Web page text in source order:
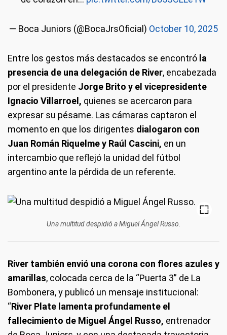
— Boca Juniors (@BocaJrsOficial) October 10, 2025
Entre los gestos más destacados se encontró la
presencia de una delegación de River, encabezada
por el presidente Jorge Brito y el vicepresidente
Ignacio Villarroel, quienes se acercaron para
expresar su pésame. Las cámaras captaron el
momento en que los dirigentes dialogaron con
Juan Román Riquelme y Raúl Cascini, en un
intercambio que reflejó la unidad del fútbol
argentino ante la pérdida de un referente.
Una multitud despidió a Miguel Ángel Russo.
River también envió una corona con flores azules y
amarillas, colocada cerca de la “Puerta 3” de La
Bombonera, y publicó un mensaje institucional:
“River Plate lamenta profundamente el
fallecimiento de Miguel Ángel Russo, entrenador